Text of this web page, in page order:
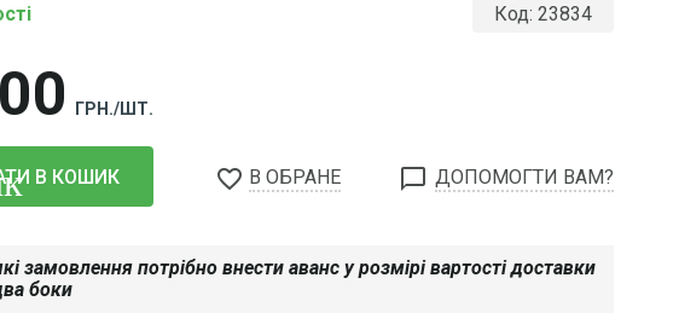
Код: 23834
00 ГРН./ШТ.
В КОШИК favorite_border В ОБРАНЕ chat_bubble_outline ДОПОМОГТИ ВАМ?
замовлення потрібно внести аванс у розмірі вартості доставки
боки